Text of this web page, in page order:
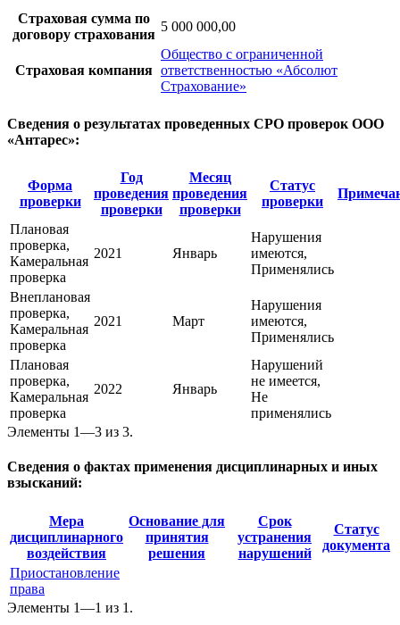
Страховая сумма по
договору страхования
5 000 000,00
Страховая компания
Общество с ограниченной
ответственностью «Абсолют
Страхование»
Сведения о результатах проведенных СРО проверок ООО
«Антарес»:
Форма
проверки
Год
проведения
проверки
Месяц
проведения
проверки
Статус
проверки
Плановая
проверка,
Камеральная
проверка
2021 Январь
Нарушения
имеются,
Применялись
Внеплановая
проверка,
Камеральная
проверка
2021 Март
Нарушения
имеются,
Применялись
Плановая
проверка,
Камеральная
проверка
2022 Январь
Нарушений
не имеется,
Не
применялись
Элементы 1—3 из 3.
Сведения о фактах применения дисциплинарных и иных
взысканий:
Мера
дисциплинарного
воздействия
Основание для
принятия
решения
Срок
устранения
нарушений
Статус
документа
Приостановление
права
Элементы 1—1 из 1.